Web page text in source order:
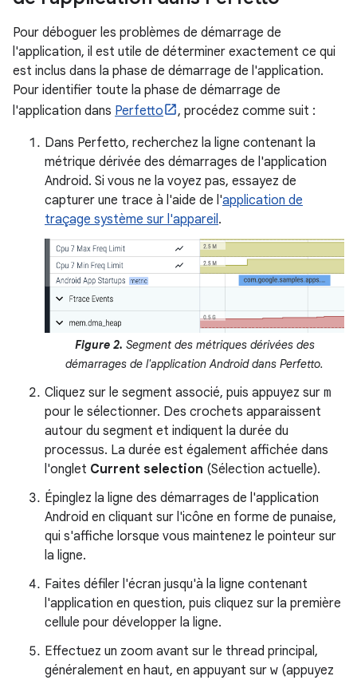
Pour déboguer les problèmes de démarrage de
l'application, il est utile de déterminer exactement ce qui
est inclus dans la phase de démarrage de l'application.
Pour identifier toute la phase de démarrage de
l'application dans Perfetto
, procédez comme suit :
Dans Perfetto, recherchez la ligne contenant la
métrique dérivée des démarrages de l'application
Android. Si vous ne la voyez pas, essayez de
capturer une trace à l'aide de l'application de
traçage système sur l'appareil .
Figure 2. Segment des métriques dérivées des
démarrages de l'application Android dans Perfetto.
Cliquez sur le segment associé, puis appuyez sur m
pour le sélectionner. Des crochets apparaissent
autour du segment et indiquent la durée du
processus. La durée est également affichée dans
l'onglet Current selection (Sélection actuelle).
Épinglez la ligne des démarrages de l'application
Android en cliquant sur l'icône en forme de punaise,
qui s'affiche lorsque vous maintenez le pointeur sur
la ligne.
Faites défiler l'écran jusqu'à la ligne contenant
l'application en question, puis cliquez sur la première
cellule pour développer la ligne.
Effectuez un zoom avant sur le thread principal,
généralement en haut, en appuyant sur w (appuyez